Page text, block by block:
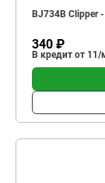
BJ734B Clipper
340 ₽
В кредит от 11/